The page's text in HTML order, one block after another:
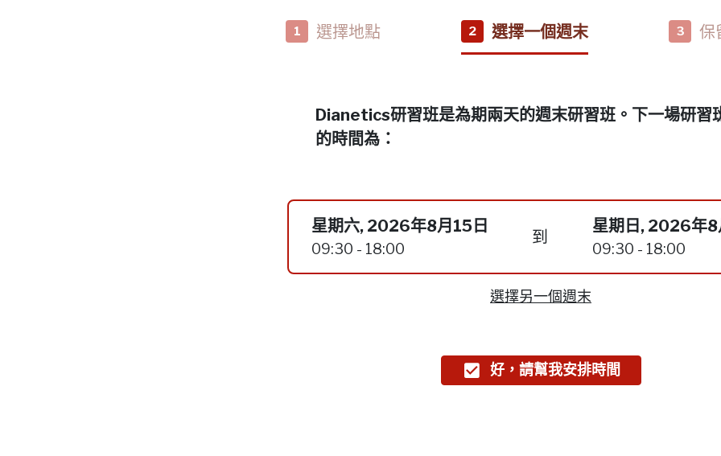
1 選擇地點 2 選擇一個週末 3 保
Dianetics研習班是為期兩天的週末研習班。下一場研習
的時間為：
星期六, 2026年8月15日
09:30 - 18:00
到
星期日, 2026年8
09:30 - 18:00
選擇另一個週末
好，請幫我安排時間